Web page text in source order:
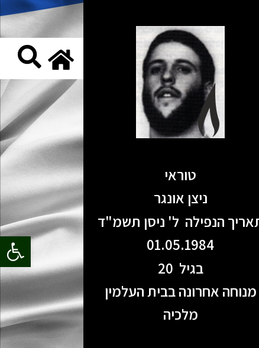
פתח
טוראי
ניצן אונגר
הנפילה ל' ניסן תשמ"ד
01.05.1984
בגיל 20
מנוחה אחרונה בבית העלמין
מלכיה